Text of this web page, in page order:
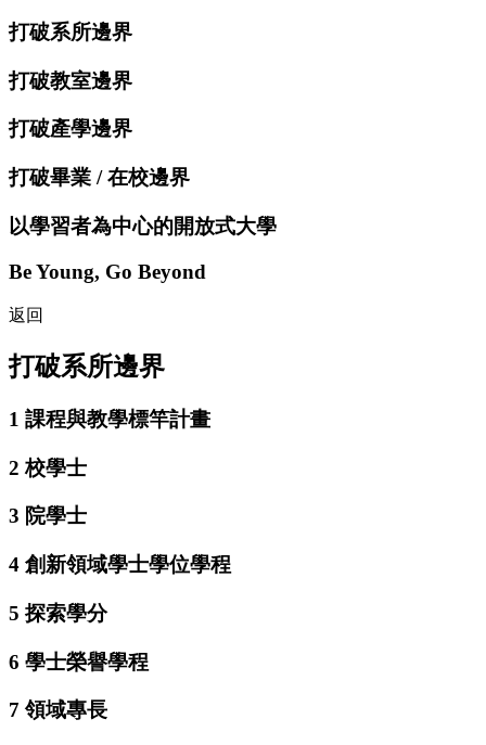
打破系所邊界
打破教室邊界
打破產學邊界
打破畢業 / 在校邊界
以學習者為中心的開放式大學
Be Young, Go Beyond
返回
打破系所邊界
1 課程與教學標竿計畫
2校學士
3 院學士
4 創新領域學士學位學程
5 探索學分
6 學士榮譽學程
7 領域專長